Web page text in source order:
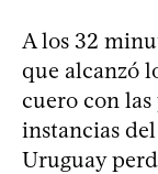
A los 32
que alcanzó
cuero con las
instancias
Uruguay